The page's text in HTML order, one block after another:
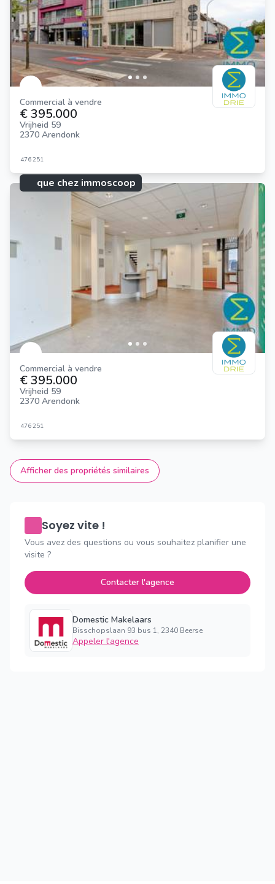
que chez immoscoop:
Commercial à vendre
€ 395.000
Vrijheid 59
2370 Arendonk
476251
que chez immoscoop
que chez immoscoop:
Commercial à vendre
€ 395.000
Vrijheid 59
2370 Arendonk
476251
Afficher des propriétés similaires
Soyez vite !
Vous avez des questions ou vous souhaitez planifier une
visite ?
Contacter l'agence
Domestic Makelaars
Bisschopslaan 93 bus 1, 2340 Beerse
Appeler l'agence